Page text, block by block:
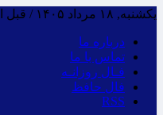
یکشنبه, ۱۸ مرداد ۱۴۰۵ / قبل از ظهر /
درباره ما
تماس با ما
فـال روزانـه
فال حافظ
RSS